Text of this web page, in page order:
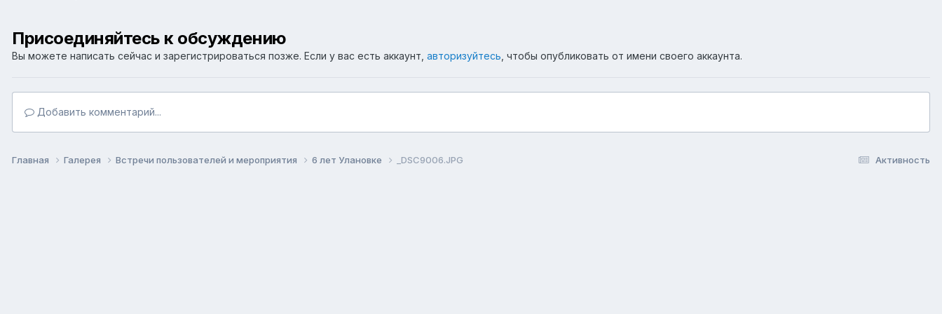
Присоединяйтесь к обсуждению
Вы можете написать сейчас и зарегистрироваться позже. Если у вас есть аккаунт, авторизуйтесь , чтобы опубликовать от имени своего аккаунта.
Добавить комментарий...
Активность
Главная Галерея Встречи пользователей и мероприятия 6 лет Улановке _DSC9006.JPG